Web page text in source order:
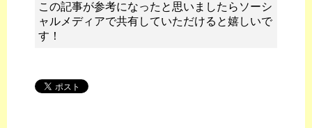
この記事が参考になったと思いましたらソーシ
ャルメディアで共有していただけると嬉しいで
す！